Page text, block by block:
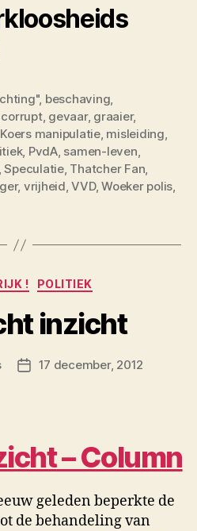
, beschaving,
corrupt, gevaar, graaier,
Koers manipulatie, misleiding,
, PvdA, samen-leven,
,Speculatie, Thatcher Fan,
, vrijheid,VVD,Woeker polis,
Categorieën
! POLITIEK
inzicht
Berichtdatum
17 december, 2012
– Column
geleden beperkte de
de behandeling van